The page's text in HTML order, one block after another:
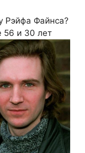
Рэйфа Файнса?
56 и 30 лет